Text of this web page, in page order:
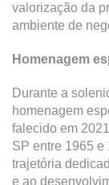
valorização da
ambiente de
Homenagem
Durante a
homenagem
falecido em
SP entre 1965 e
trajetória
e ao